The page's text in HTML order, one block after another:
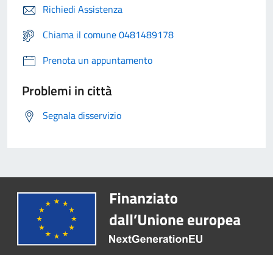
Richiedi Assistenza
Chiama il comune 0481489178
Prenota un appuntamento
Problemi in città
Segnala disservizio